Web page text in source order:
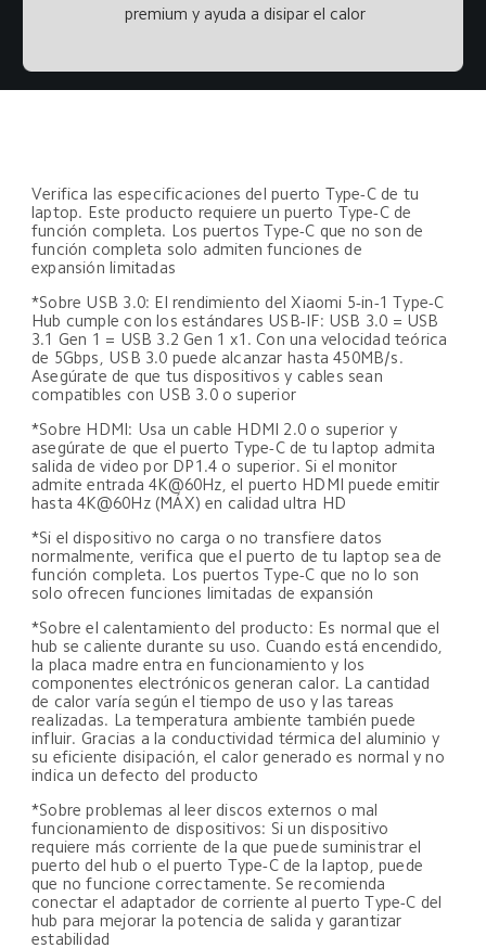
premium y ayuda a disipar el calor
Verifica las especificaciones del puerto Type-C de tu
laptop. Este producto requiere un puerto Type-C de
función completa. Los puertos Type-C que no son de
función completa solo admiten funciones de
expansión limitadas
*Sobre USB 3.0: El rendimiento del Xiaomi 5-in-1 Type-C
Hub cumple con los estándares USB-IF: USB 3.0 = USB
3.1 Gen 1 = USB 3.2 Gen 1 x1. Con una velocidad teórica
de 5Gbps, USB 3.0 puede alcanzar hasta 450MB/s.
Asegúrate de que tus dispositivos y cables sean
compatibles con USB 3.0 o superior
*Sobre HDMI: Usa un cable HDMI 2.0 o superior y
asegúrate de que el puerto Type-C de tu laptop admita
salida de video por DP1.4 o superior. Si el monitor
admite entrada 4K@60Hz, el puerto HDMI puede emitir
hasta 4K@60Hz (MÁX) en calidad ultra HD
*Si el dispositivo no carga o no transfiere datos
normalmente, verifica que el puerto de tu laptop sea de
función completa. Los puertos Type-C que no lo son
solo ofrecen funciones limitadas de expansión
*Sobre el calentamiento del producto: Es normal que el
hub se caliente durante su uso. Cuando está encendido,
la placa madre entra en funcionamiento y los
componentes electrónicos generan calor. La cantidad
de calor varía según el tiempo de uso y las tareas
realizadas. La temperatura ambiente también puede
influir. Gracias a la conductividad térmica del aluminio y
su eficiente disipación, el calor generado es normal y no
indica un defecto del producto
*Sobre problemas al leer discos externos o mal
funcionamiento de dispositivos: Si un dispositivo
requiere más corriente de la que puede suministrar el
puerto del hub o el puerto Type-C de la laptop, puede
que no funcione correctamente. Se recomienda
conectar el adaptador de corriente al puerto Type-C del
hub para mejorar la potencia de salida y garantizar
estabilidad